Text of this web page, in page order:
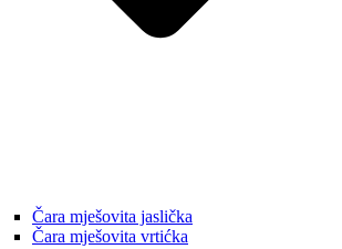
Čara mješovita jaslička
Čara mješovita vrtićka